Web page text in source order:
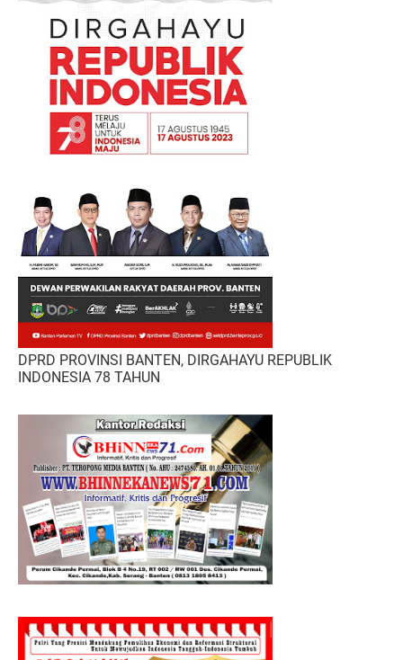
DPRD PROVINSI BANTEN, DIRGAHAYU REPUBLIK
INDONESIA 78 TAHUN